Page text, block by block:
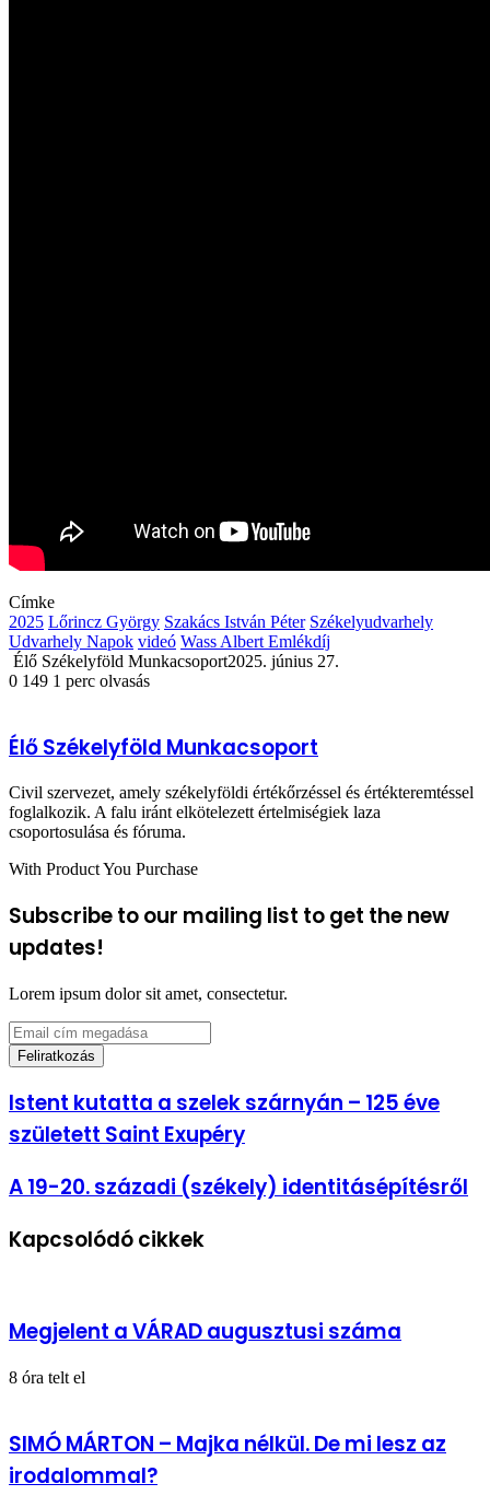
Címke
2025 Lőrincz György Szakács István Péter Székelyudvarhely
Udvarhely Napok videó Wass Albert Emlékdíj
Élő Székelyföld Munkacsoport2025. június 27.
0 149 1 perc olvasás
Élő Székelyföld Munkacsoport
Civil szervezet, amely székelyföldi értékőrzéssel és értékteremtéssel
foglalkozik. A falu iránt elkötelezett értelmiségiek laza
csoportosulása és fóruma.
With Product You Purchase
Subscribe to our mailing list to get the new
updates!
Lorem ipsum dolor sit amet, consectetur.
Email
cím
megadása
Istent
kutatta
a
szárnyán
–
éve
született
Istent kutatta a szelek szárnyán – 125 éve
született Saint Exupéry
A
19-
századi
(székely)
A 19-20. századi (székely) identitásépítésről
Kapcsolódó cikkek
Megjelent a VÁRAD augusztusi száma
8 óra telt el
SIMÓ MÁRTON – Majka nélkül. De mi lesz az
irodalommal?